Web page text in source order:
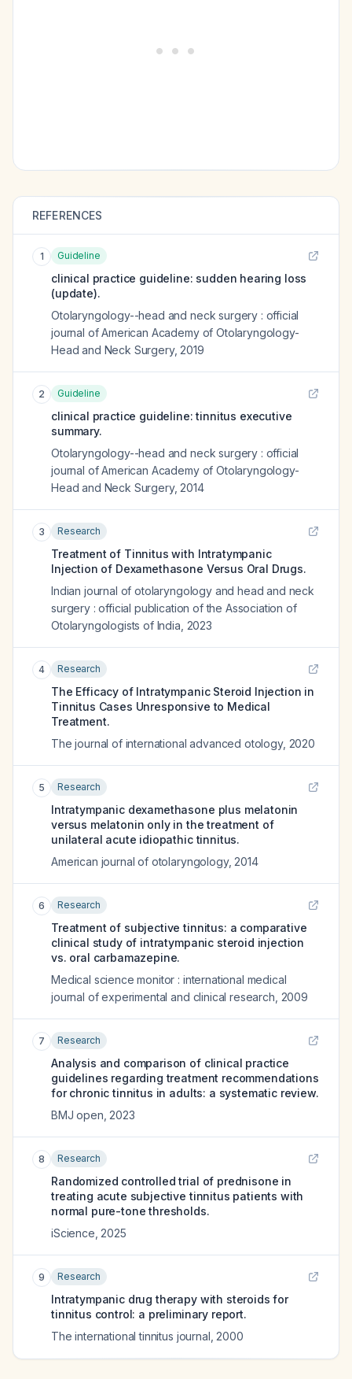
REFERENCES
1 Guideline
clinical practice guideline: sudden hearing loss
(update).
Otolaryngology--head and neck surgery : official
journal of American Academy of Otolaryngology-
Head and Neck Surgery, 2019
2 Guideline
clinical practice guideline: tinnitus executive
summary.
Otolaryngology--head and neck surgery : official
journal of American Academy of Otolaryngology-
Head and Neck Surgery, 2014
3 Research
Treatment of Tinnitus with Intratympanic
Injection of Dexamethasone Versus Oral Drugs.
Indian journal of otolaryngology and head and neck
surgery : official publication of the Association of
Otolaryngologists of India 2023
4 Research
The Efficacy of Intratympanic Steroid Injection in
Tinnitus Cases Unresponsive to Medical
Treatment.
The journal of international advanced otology, 2020
5 Research
Intratympanic dexamethasone plus melatonin
versus melatonin only in the treatment of
unilateral acute idiopathic tinnitus.
American journal of otolaryngology, 2014
6 Research
Treatment of subjective tinnitus: a comparative
clinical study of intratympanic steroid injection
vs. oral carbamazepine.
Medical science monitor : international medical
journal of experimental and clinical research 2009
7 Research
Analysis and comparison of clinical practice
guidelines regarding treatment recommendations
for chronic tinnitus in adults: a systematic review.
BMJ open 2023
8 Research
Randomized controlled trial of prednisone in
treating acute subjective tinnitus patients with
normal pure-tone thresholds.
iScience 2025
9 Research
Intratympanic drug therapy with steroids for
tinnitus control: a preliminary report.
The international tinnitus journal 2000